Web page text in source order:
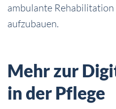
ambulante Rehabilitation
aufzubauen.
Mehr zur
in der Pflege